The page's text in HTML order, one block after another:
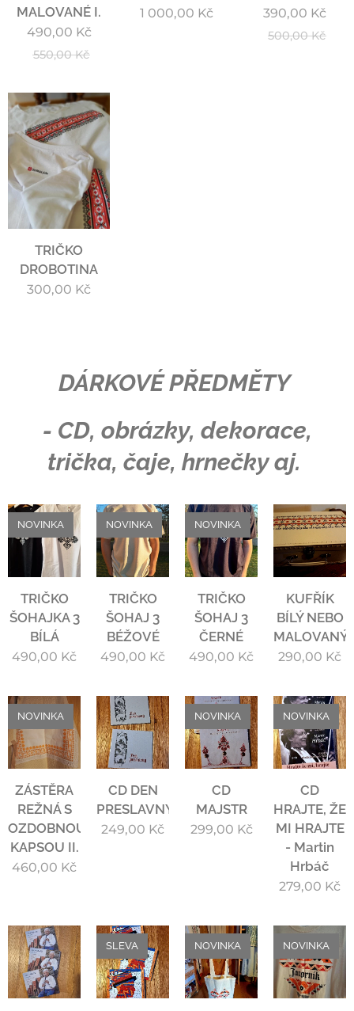
MALOVANÉ I.
490,00 Kč
550,00Kč
1 000,00 Kč 390,00 Kč
500,00Kč
TRIČKO
DROBOTINA
300,00 Kč
DÁRKOVÉ PŘEDMĚTY
- CD, obrázky, dekorace,
trička, čaje, hrnečky aj.
TRIČKO
ŠOHAJKA 3
BÍLÁ
NOVINKA
490,00 Kč
TRIČKO
ŠOHAJ 3
BÉŽOVÉ
NOVINKA
490,00 Kč
TRIČKO
ŠOHAJ 3
ČERNÉ
NOVINKA
490,00 Kč
KUFŘÍK
BÍLÝ NEBO
MALOVANÝ
290,00 Kč
ZÁSTĚRA
REŽNÁ S
OZDOBNOU
KAPSOU II.
NOVINKA
460,00 Kč
CD DEN
PRESLAVNÝ
249,00 Kč
CD
MAJSTR
NOVINKA
299,00 Kč
CD
HRAJTE, ŽE
MI HRAJTE
- Martin
Hrbáč
NOVINKA
279,00 Kč
SLEVA NOVINKA NOVINKA